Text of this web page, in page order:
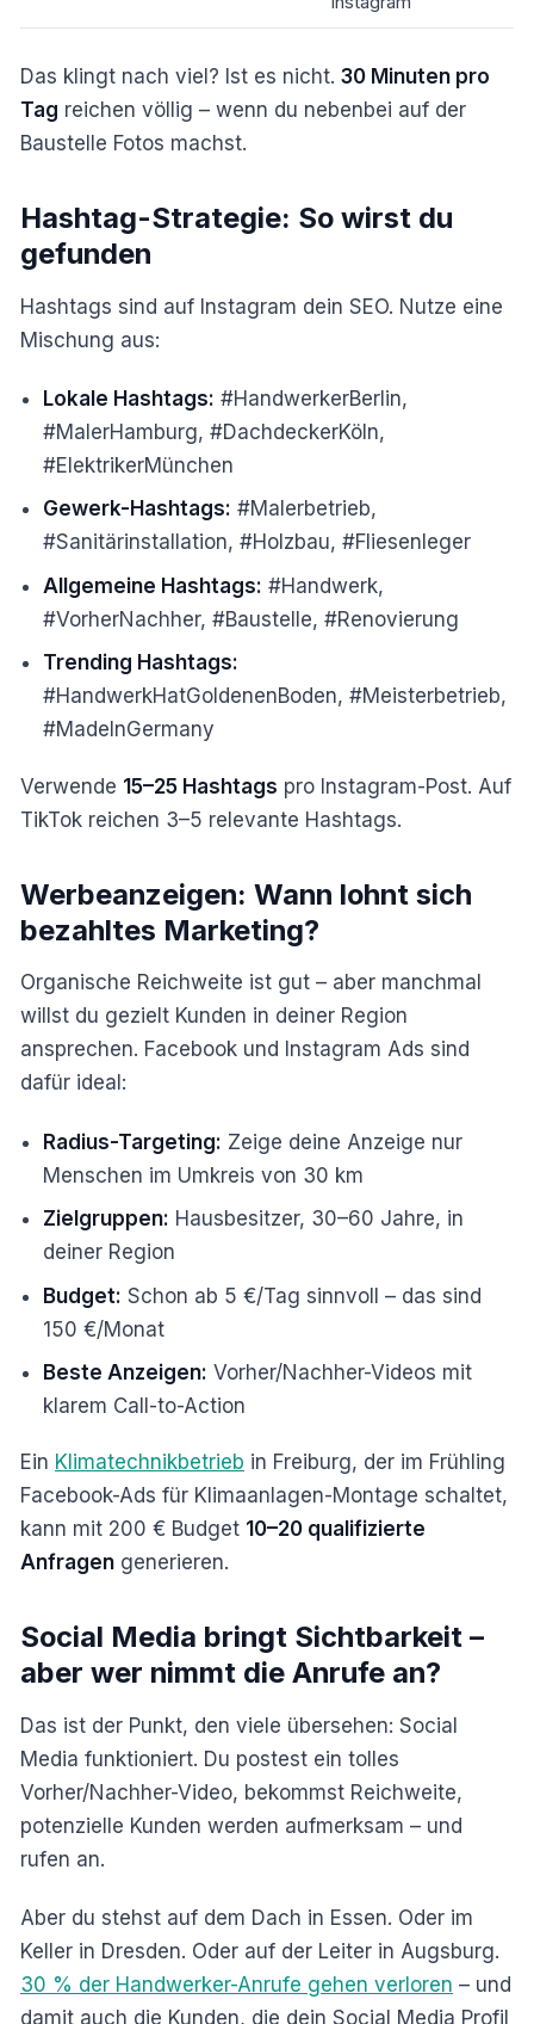
Das klingt nach viel? Ist es nicht. 30 Minuten pro
Tag reichen völlig – wenn du nebenbei auf der
Baustelle Fotos machst.
Hashtag-Strategie: So wirst du
gefunden
Hashtags sind auf Instagram dein SEO. Nutze eine
Mischung aus:
Lokale Hashtags: #HandwerkerBerlin,
#MalerHamburg, #DachdeckerKöln,
#ElektrikerMünchen
Gewerk-Hashtags: #Malerbetrieb,
#Sanitärinstallation, #Holzbau, #Fliesenleger
Allgemeine Hashtags: #Handwerk,
#VorherNachher, #Baustelle, #Renovierung
Trending Hashtags:
#HandwerkHatGoldenenBoden, #Meisterbetrieb,
#MadeInGermany
Verwende 15–25 Hashtags pro Instagram-Post. Auf
TikTok reichen 3–5 relevante Hashtags.
Werbeanzeigen: Wann lohnt sich
bezahltes Marketing?
Organische Reichweite ist gut – aber manchmal
willst du gezielt Kunden in deiner Region
ansprechen. Facebook und Instagram Ads sind
dafür ideal:
Radius-Targeting: Zeige deine Anzeige nur
Menschen im Umkreis von 30 km
Zielgruppen: Hausbesitzer, 30–60 Jahre, in
deiner Region
Budget: Schon ab 5 €/Tag sinnvoll – das sind
150 €/Monat
Beste Anzeigen: Vorher/Nachher-Videos mit
klarem Call-to-Action
Ein Klimatechnikbetrieb in Freiburg, der im Frühling
Facebook-Ads für Klimaanlagen-Montage schaltet,
kann mit 200 € Budget 10–20 qualifizierte
Anfragen generieren.
Social Media bringt Sichtbarkeit –
aber wer nimmt die Anrufe an?
Das ist der Punkt, den viele übersehen: Social
Media funktioniert. Du postest ein tolles
Vorher/Nachher-Video, bekommst Reichweite,
potenzielle Kunden werden aufmerksam – und
rufen an.
Aber du stehst auf dem Dach in Essen. Oder im
Keller in Dresden. Oder auf der Leiter in Augsburg.
30 % der Handwerker-Anrufe gehen verloren – und
damit auch die Kunden, die dein Social Media Profil